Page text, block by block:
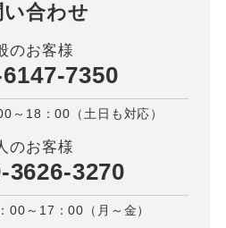
い合わせ
のお客様
7350
～18：00（土日も対応）
のお客様
3626-3270
00～17：00（月～金）